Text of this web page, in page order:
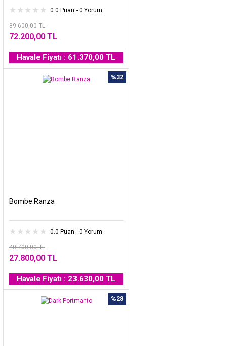
0.0 Puan - 0 Yorum
89.600,00 TL
72.200,00 TL
Havale Fiyatı : 61.370,00 TL
%32
Bombe Ranza
0.0 Puan - 0 Yorum
40.700,00 TL
27.800,00 TL
Havale Fiyatı : 23.630,00 TL
%28